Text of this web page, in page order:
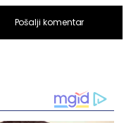
Pošalji komentar